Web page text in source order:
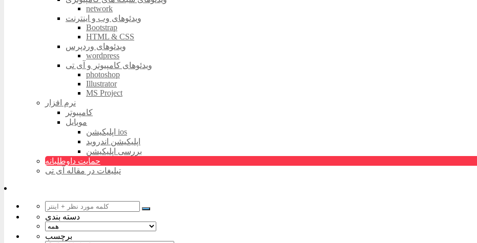
network
ویدئوهای وب و اینترنت
Bootstrap
HTML & CSS
ویدئوهای وردپرس
wordpress
ویدئوهای کامپیوتر و آی تی
photoshop
Illustrator
MS Project
نرم افزار
کامپیوتر
موبایل
اپلیکیشن ios
اپلیکیشن اندروید
بررسی اپلیکیشن
حمایت داوطلبانه
تبلیغات در مقاله آی تی
دسته بندی
برچسب